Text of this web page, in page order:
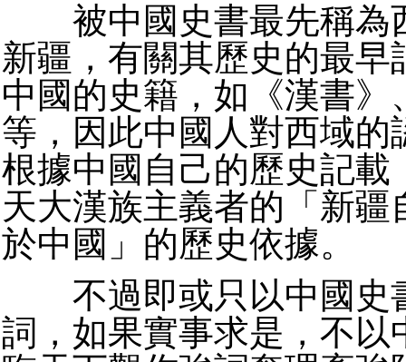
被中國史書最先稱為
新疆，有關其歷史的最早
中國的史籍，如《漢書》
等，因此中國人對西域的
根據中國自己的歷史記載
天大漢族主義者的「新疆
於中國」的歷史依據。
不過即或只以中國史
詞，如果實事求是，不以